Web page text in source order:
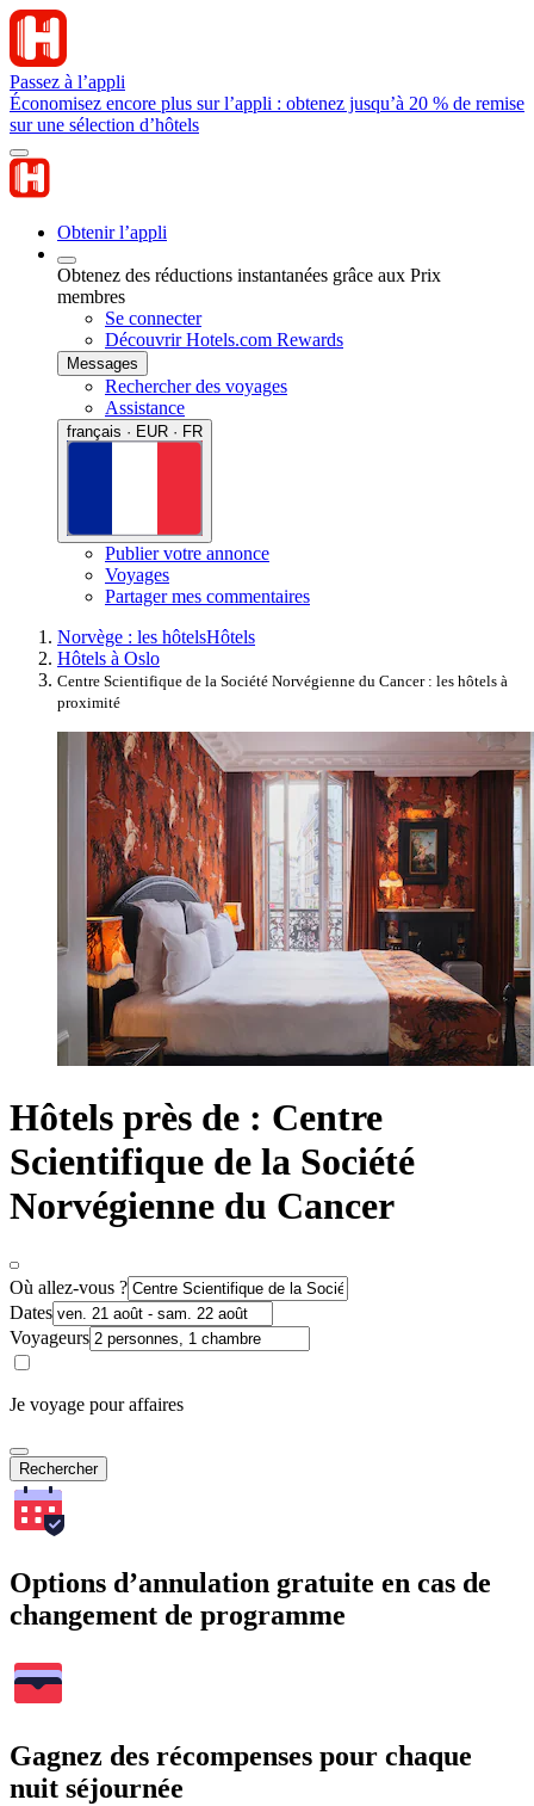
Passez à l’appli
Économisez encore plus sur l’appli : obtenez jusqu’à 20 % de remise
sur une sélection d’hôtels
Obtenir l’appli
Obtenez des réductions instantanées grâce aux Prix
membres
Se connecter
Découvrir Hotels.com Rewards
Messages
Rechercher des voyages
Assistance
français · EUR · FR
Publier votre annonce
Voyages
Partager mes commentaires
Norvège : les hôtelsHôtels
Hôtels à Oslo
Centre Scientifique de la Société Norvégienne du Cancer : les hôtels à
proximité
Hôtels près de : Centre
Scientifique de la Société
Norvégienne du Cancer
Où allez-vous ?
Dates
Voyageurs
Je voyage pour affaires
Rechercher
Options d’annulation gratuite en cas de
changement de programme
Gagnez des récompenses pour chaque
nuit séjournée